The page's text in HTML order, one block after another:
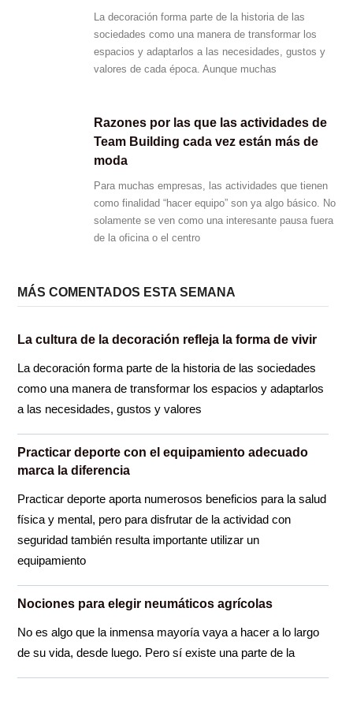
La decoración forma parte de la historia de las
sociedades como una manera de transformar los
espacios y adaptarlos a las necesidades, gustos y
valores de cada época. Aunque muchas
Razones por las que las actividades de
Team Building cada vez están más de
moda
Para muchas empresas, las actividades que tienen
como finalidad “hacer equipo” son ya algo básico. No
solamente se ven como una interesante pausa fuera
de la oficina o el centro
MÁS COMENTADOS ESTA SEMANA
La cultura de la decoración refleja la forma de vivir
La decoración forma parte de la historia de las sociedades
como una manera de transformar los espacios y adaptarlos
a las necesidades, gustos y valores
Practicar deporte con el equipamiento adecuado
marca la diferencia
Practicar deporte aporta numerosos beneficios para la salud
física y mental, pero para disfrutar de la actividad con
seguridad también resulta importante utilizar un
equipamiento
Nociones para elegir neumáticos agrícolas
No es algo que la inmensa mayoría vaya a hacer a lo largo
de su vida, desde luego. Pero sí existe una parte de la